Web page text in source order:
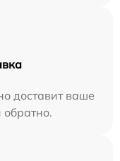
доставит ваше
обратно.